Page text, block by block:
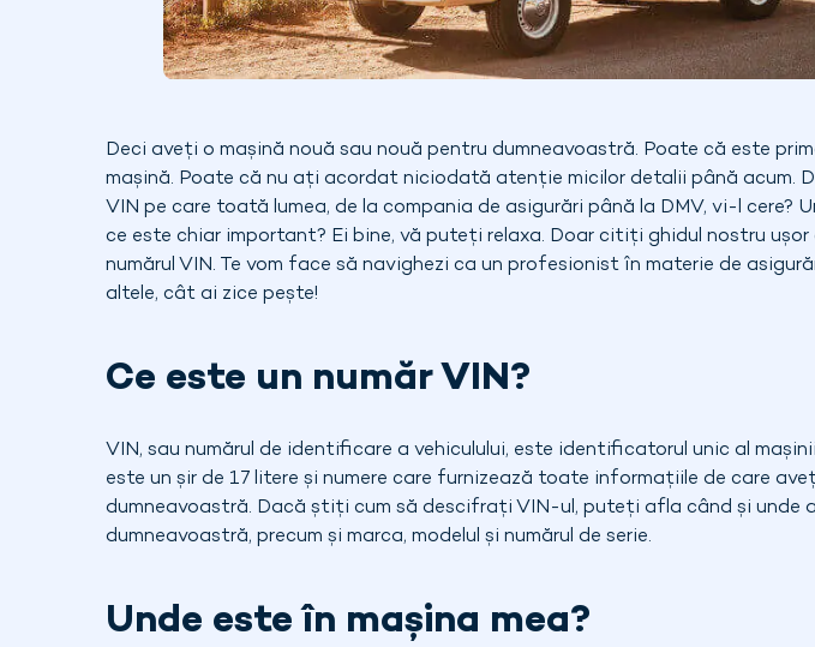
Deci aveți o mașină nouă sau nouă pentru dumneavoastră. Poate că este
mașină. Poate că nu ați acordat niciodată atenție micilor detalii până acum.
VIN pe care toată lumea, de la compania de asigurări până la DMV, vi-l cere?
ce este chiar important? Ei bine, vă puteți relaxa. Doar citiți ghidul nostru ușor
numărul VIN. Te vom face să navighezi ca un profesionist în materie de
altele, cât ai zice pește!
Ce este un număr VIN?
VIN, sau numărul de identificare a vehiculului, este identificatorul unic al
este un șir de 17 litere și numere care furnizează toate informațiile de care
dumneavoastră. Dacă știți cum să descifrați VIN-ul, puteți afla când și
dumneavoastră, precum și marca, modelul și numărul de serie.
Unde este în mașina mea?